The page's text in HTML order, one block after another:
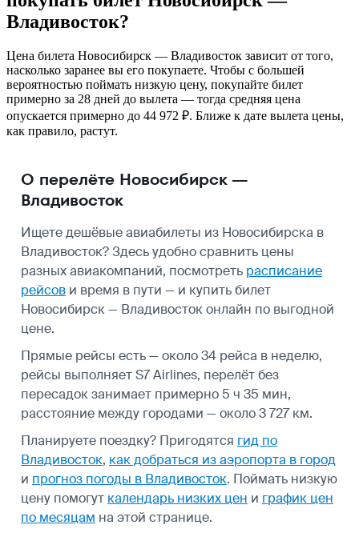
Владивосток?
Цена билета Новосибирск — Владивосток зависит от того,
насколько заранее вы его покупаете. Чтобы с большей
вероятностью поймать низкую цену, покупайте билет
примерно за 28 дней до вылета — тогда средняя цена
опускается примерно до 44 972 ₽. Ближе к дате вылета цены,
как правило, растут.
О перелёте Новосибирск —
Владивосток
Ищете дешёвые авиабилеты из Новосибирска в
Владивосток? Здесь удобно сравнить цены
разных авиакомпаний, посмотреть расписание
рейсов и время в пути — и купить билет
Новосибирск — Владивосток онлайн по выгодной
цене.
Прямые рейсы есть — около 34 рейса в неделю,
рейсы выполняет S7 Airlines, перелёт без
пересадок занимает примерно 5 ч 35 мин,
расстояние между городами — около 3 727 км.
Планируете поездку? Пригодятся гид по
Владивосток, как добраться из аэропорта в город
и прогноз погоды в Владивосток. Поймать низкую
цену помогут календарь низких цен и график цен
по месяцам на этой странице.